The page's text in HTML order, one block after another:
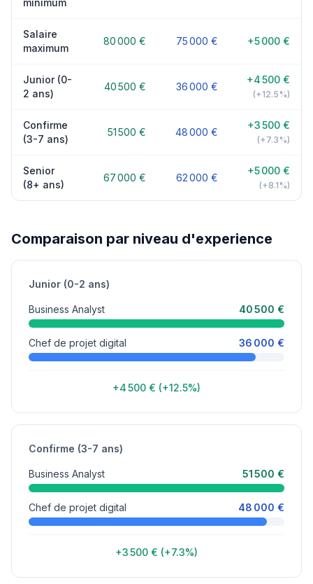
minimum
Salaire
maximum
80 000 € 75 000 € +5 000 €
Junior (0-
2 ans)
40 500 € 36 000 €
+4 500 €
(+12.5%)
Confirme
(3-7 ans)
51 500 € 48 000 €
+3 500 €
(+7.3%)
Senior
(8+ ans)
67 000 € 62 000 €
+5 000 €
(+8.1%)
Comparaison par niveau d'experience
Junior (0-2 ans)
Business Analyst 40 500 €
Chef de projet digital 36 000 €
+4 500 € (+12.5%)
Confirme (3-7 ans)
Business Analyst 51 500 €
Chef de projet digital 48 000 €
+3 500 € (+7.3%)